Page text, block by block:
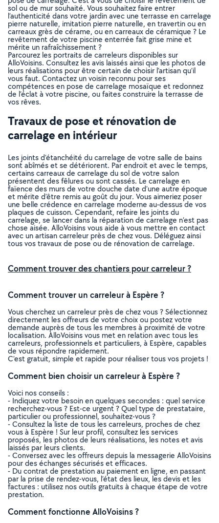
sol ou de mur souhaité. Vous souhaitez faire entrer
l’authenticité dans votre jardin avec une terrasse en carrelage
pierre naturelle, imitation pierre naturelle, en travertin ou en
carreaux grès de cérame, ou en carreaux de céramique ? Le
revêtement de votre piscine enterrée fait grise mine et
mérite un rafraîchissement ?
Parcourez les portraits de carreleurs disponibles sur
AlloVoisins. Consultez les avis laissés ainsi que les photos de
leurs réalisations pour être certain de choisir l’artisan qu’il
vous faut. Contactez un voisin reconnu pour ses
compétences en pose de carrelage mosaïque et redonnez
de l’éclat à votre piscine, ou faites construire la terrasse de
vos rêves.
Travaux de pose et rénovation de
carrelage en intérieur
Les joints d’étanchéité du carrelage de votre salle de bains
sont abîmés et se détériorent. Par endroit et avec le temps,
certains carreaux de carrelage du sol de votre salon
présentent des fêlures ou sont cassés. Le carrelage en
faïence des murs de votre douche date d’une autre époque
et mérite d’être remis au goût du jour. Vous aimeriez poser
une belle crédence en carrelage moderne au-dessus de vos
plaques de cuisson. Cependant, refaire les joints du
carrelage, se lancer dans la réparation de carrelage n’est pas
chose aisée. AlloVoisins vous aide à vous mettre en contact
avec un artisan carreleur près de chez vous. Déléguez ainsi
tous vos travaux de pose ou de rénovation de carrelage.
Comment trouver des chantiers pour carreleur ?
Comment trouver un carreleur à Espère ?
Vous cherchez un carreleur près de chez vous ? Sélectionnez
directement les offreurs de votre choix ou postez votre
demande auprès de tous les membres à proximité de votre
localisation. AlloVoisins vous met en relation avec tous les
carreleurs, professionnels et particuliers, à Espère, capables
de vous répondre rapidement.
C’est gratuit, simple et rapide pour réaliser tous vos projets !
Comment bien choisir un carreleur à Espère ?
Voici nos conseils :
- Indiquez votre besoin en quelques secondes : quel service
recherchez-vous ? Est-ce urgent ? Quel type de prestataire,
particulier ou professionnel, souhaitez-vous ?
- Consultez la liste de tous les carreleurs, proches de chez
vous à Espère ! Sur leur profil, consultez les services
proposés, les photos de leurs réalisations, les notes et avis
laissés par leurs clients.
- Conversez avec les offreurs depuis la messagerie AlloVoisins
pour des échanges sécurisés et efficaces.
- Du contrat de prestation au paiement en ligne, en passant
par la prise de rendez-vous, l’état des lieux, les devis et les
factures : utilisez nos outils gratuits à chaque étape de votre
prestation.
Comment fonctionne AlloVoisins ?